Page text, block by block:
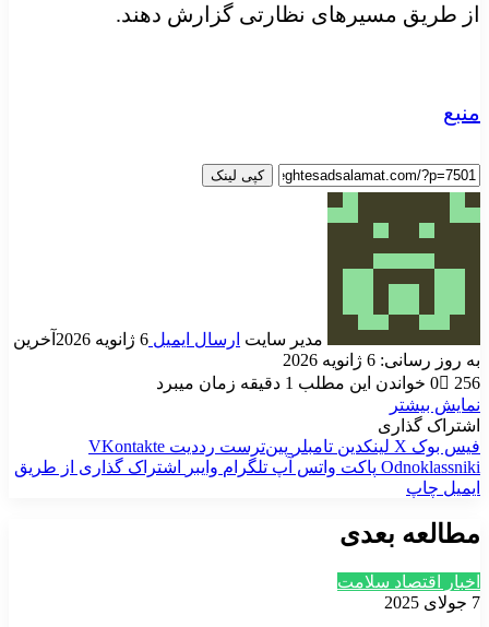
از طریق مسیرهای نظارتی گزارش دهند.
منبع
کپی لینک
مدیر سایت ارسال ایمیل 6 ژانویه 2026
آخرین
به روز رسانی: 6 ژانویه 2026
0
256
خواندن این مطلب 1 دقیقه زمان میبرد
نمایش بیشتر
اشتراک گذاری
فیس بوک X لینکدین ‫تامبلر ‫پین‌ترست ‫رددیت ‫VKontakte
‫Odnoklassniki پاکت واتس آپ تلگرام وایبر
اشتراک گذاری از طریق
ایمیل چاپ
مطالعه بعدی
اخبار اقتصاد سلامت
7 جولای 2025